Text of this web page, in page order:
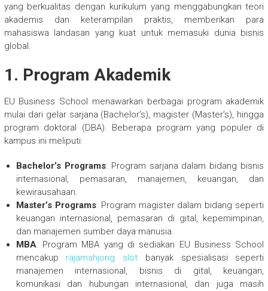
yang berkualitas dengan kurikulum yang menggabungkan teori
akademis dan keterampilan praktis, memberikan para
mahasiswa landasan yang kuat untuk memasuki dunia bisnis
global.
1. Program Akademik
EU Business School menawarkan berbagai program akademik
mulai dari gelar sarjana (Bachelor’s), magister (Master’s), hingga
program doktoral (DBA). Beberapa program yang populer di
kampus ini meliputi:
Bachelor’s Programs: Program sarjana dalam bidang bisnis
internasional, pemasaran, manajemen, keuangan, dan
kewirausahaan.
Master’s Programs: Program magister dalam bidang seperti
keuangan internasional, pemasaran di gital, kepemimpinan,
dan manajemen sumber daya manusia.
MBA: Program MBA yang di sediakan EU Business School
mencakup rajamahjong slot banyak spesialisasi seperti
manajemen internasional, bisnis di gital, keuangan,
komunikasi dan hubungan internasional, dan juga masih